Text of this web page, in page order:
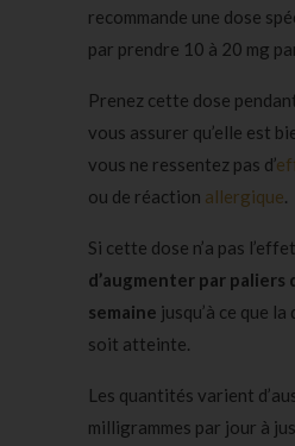
recommande une dose
par prendre 10 à 20 mg
Prenez cette dose
vous assurer qu’elle est
vous ne ressentez pas d’
ou de réaction allergique.
Si cette dose n’a pas
d’augmenter par paliers
semaine jusqu’à ce que
soit atteinte.
Les quantités varient
milligrammes par jour à